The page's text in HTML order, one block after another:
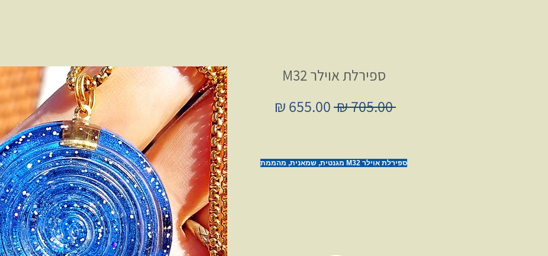
ספירלת אוילר M32
‏705.00 ‏₪
מחיר
ספירלת אוילר M32 מגנטית, שמאנית, מהממת